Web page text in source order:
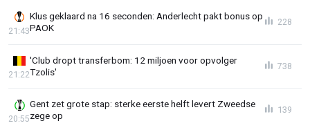
Klus geklaard na 16 seconden: Anderlecht pakt bonus op
PAOK
21:43
228
'Club dropt transferbom: 12 miljoen voor opvolger
Tzolis'
21:22
738
Gent zet grote stap: sterke eerste helft levert Zweedse
zege op
20:55
139